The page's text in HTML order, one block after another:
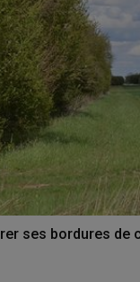
ses bordures de